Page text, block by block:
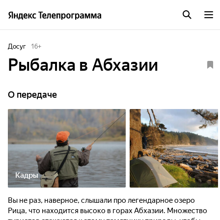
Досуг 16+
Рыбалка в Абхазии
О передаче
Кадры
Вы не раз, наверное, слышали про легендарное озеро
Рица, что находится высоко в горах Абхазии. Множество